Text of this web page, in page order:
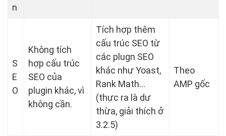
n
S
E
O
Không tích
hợp cấu trúc
SEO của
plugin khác, vì
không cần.
Tích hợp thêm
cấu trúc SEO từ
các plugn SEO
khác như Yoast,
Rank Math…
(thực ra là dư
thừa, giải thích ở
3.2.5)
Theo
AMP gốc